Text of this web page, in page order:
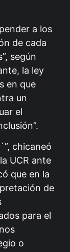
a los
de cada
según
la ley
en que
un
el
chicaneó
UCR ante
que en la
de
para el
o